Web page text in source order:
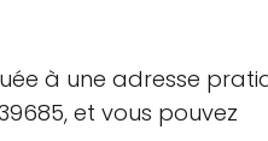
à une adresse
et vous pouvez